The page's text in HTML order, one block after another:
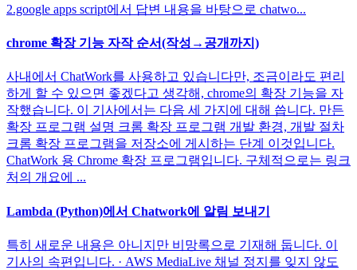
2.google apps script에서 답변 내용을 바탕으로 chatwo...
chrome 확장 기능 자작 순서(작성→공개까지)
사내에서 ChatWork를 사용하고 있습니다만, 조금이라도 편리
하게 할 수 있으면 좋겠다고 생각해, chrome의 확장 기능을 자
작했습니다. 이 기사에서는 다음 세 가지에 대해 씁니다. 만든
확장 프로그램 설명 크롬 확장 프로그램 개발 환경, 개발 절차
크롬 확장 프로그램을 저장소에 게시하는 단계 이것입니다.
ChatWork 용 Chrome 확장 프로그램입니다. 구체적으로는 링크
처의 개요에 ...
Lambda (Python)에서 Chatwork에 알림 보내기
특히 새로운 내용은 아니지만 비망록으로 기재해 둡니다. 이
기사의 속편입니다. · AWS MediaLive 채널 정지를 잊지 않도